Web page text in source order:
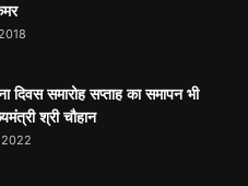
दिवस समारोह सप्ताह का समापन भी
श्री चौहान